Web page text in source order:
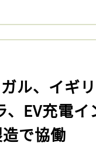
ガル、イギ
、EV充電イ
で協働